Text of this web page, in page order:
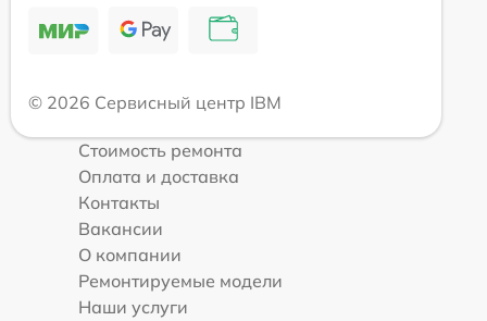
© 2026 Сервисный центр IBM
Стоимость ремонта
Оплата и доставка
Контакты
Вакансии
О компании
Ремонтируемые модели
Наши услуги